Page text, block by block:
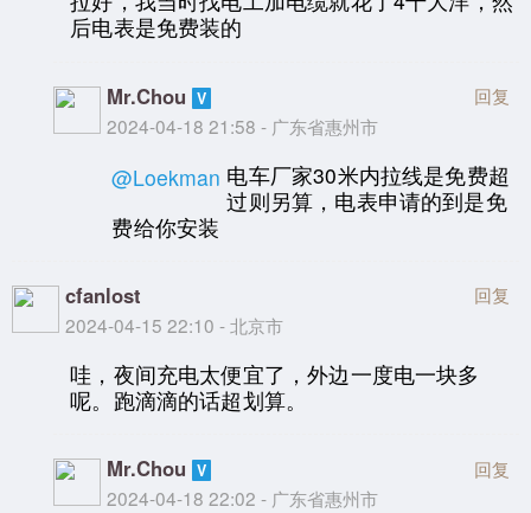
后电表是免费装的
Mr.Chou
2024-04-18 21:58 - 广东省惠州市
回复
@Loekman 电车厂家30米内拉线是免费超
过则另算，电表申请的到是免
费给你安装
cfanlost
2024-04-15 22:10 - 北京市
回复
哇，夜间充电太便宜了，外边一度电一块多
呢。跑滴滴的话超划算。
Mr.Chou
2024-04-18 22:02 - 广东省惠州市
回复